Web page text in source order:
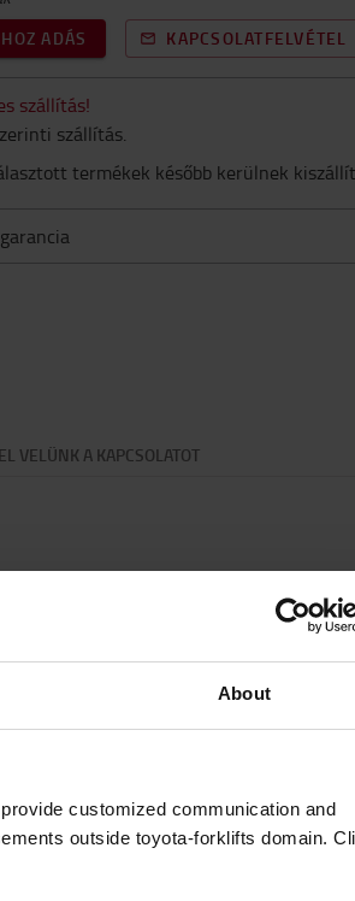
About
customized communication and
outside toyota-forklifts domain.
ADÁS
KAPCSOLATFELVÉTEL
szállítás!
szállítás.
termékek később kerülnek
VELÜNK A KAPCSOLATOT
Specifikáció
Tömeg:19,2kg
Szélesség:54 cm
Hosszúság: 63 cm